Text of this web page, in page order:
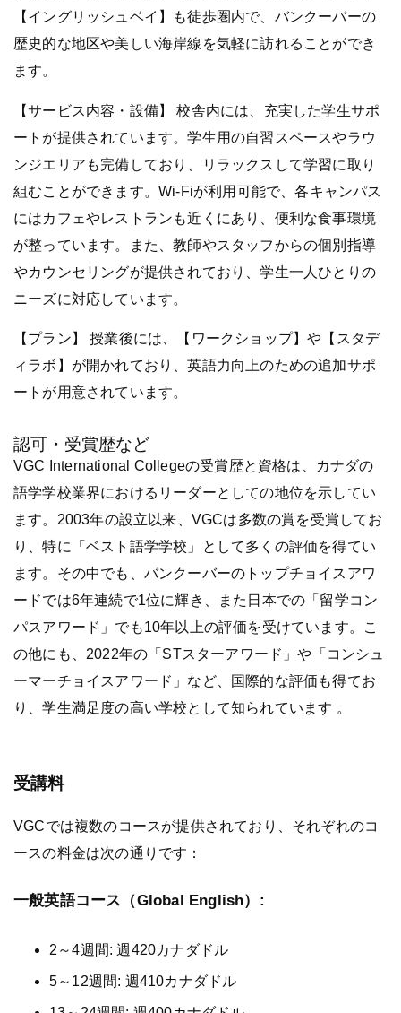
【イングリッシュベイ】も徒歩圏内で、バンクーバーの
歴史的な地区や美しい海岸線を気軽に訪れることができ
ます。
【サービス内容・設備】 校舎内には、充実した学生サポ
ートが提供されています。学生用の自習スペースやラウ
ンジエリアも完備しており、リラックスして学習に取り
組むことができます。Wi-Fiが利用可能で、各キャンパス
にはカフェやレストランも近くにあり、便利な食事環境
が整っています。また、教師やスタッフからの個別指導
やカウンセリングが提供されており、学生一人ひとりの
ニーズに対応しています。
【プラン】 授業後には、【ワークショップ】や【スタデ
ィラボ】が開かれており、英語力向上のための追加サポ
ートが用意されています。
認可・受賞歴など
VGC International Collegeの受賞歴と資格は、カナダの
語学学校業界におけるリーダーとしての地位を示してい
ます。2003年の設立以来、VGCは多数の賞を受賞してお
り、特に「ベスト語学学校」として多くの評価を得てい
ます。その中でも、バンクーバーのトップチョイスアワ
ードでは6年連続で1位に輝き、また日本での「留学コン
パスアワード」でも10年以上の評価を受けています。こ
の他にも、2022年の「STスターアワード」や「コンシュ
ーマーチョイスアワード」など、国際的な評価も得てお
り、学生満足度の高い学校として知られています 。
受講料
VGCでは複数のコースが提供されており、それぞれのコ
ースの料金は次の通りです：
一般英語コース（Global English）:
2～4週間: 週420カナダドル
5～12週間: 週410カナダドル